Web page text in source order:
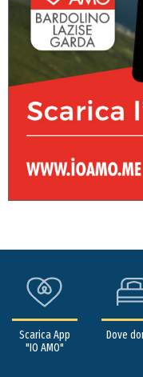
Scarica App
"IO AMO"
Dove